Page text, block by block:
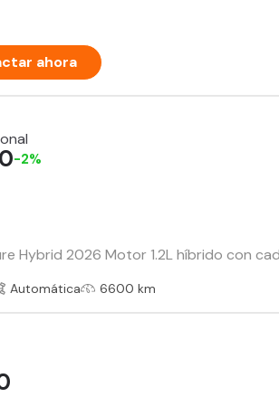
ahora
Hybrid 2026 Motor 1.2L híbrido con
-2%
Automática 6600 km